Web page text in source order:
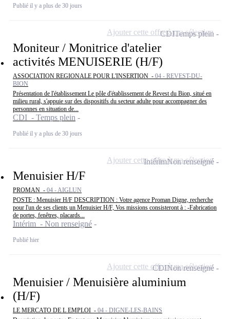
Publié il y a plus de 30 jours
Moniteur / Monitrice d'atelier
activités MENUISERIE (H/F)
ASSOCIATION REGIONALE POUR L'INSERTION - 04 - REVEST-DU-
BION
Présentation de l'établissement Le pôle d'établissement de Revest du Bion, situé en
milieu rural, s'appuie sur des dispositifs du secteur adulte pour accompagner des
personnes en situation de...
CDI - Temps plein
Publié il y a plus de 30 jours
CDITemps plein
Ajouter cette offre à ma sélection
Menuisier H/F
PROMAN - 04 - AIGLUN
POSTE : Menuisier H/F DESCRIPTION : Votre agence Proman Digne, recherche
pour l'un de ses clients un Menuisier H/F, Vos missions consisteront à : -Fabrication
de portes, fenêtres, placards...
Intérim - Non renseigné
Publié hier
IntérimNon renseigné
Ajouter cette offre à ma sélection
Menuisier / Menuisière aluminium
(H/F)
LE MERCATO DE L EMPLOI - 04 - DIGNE-LES-BAINS
CDINon renseigné
Ajouter cette offre à ma sélection